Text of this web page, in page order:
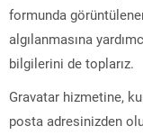
formunda
algılanmasına
bilgilerini de toplarız.
Gravatar hizmetine,
posta adresinizden